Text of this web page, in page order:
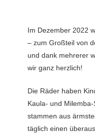
Im Dezember 2022
– zum Großteil von
und dank mehrerer
wir ganz herzlich!
Die Räder haben
Kaula- und
stammen aus
täglich einen